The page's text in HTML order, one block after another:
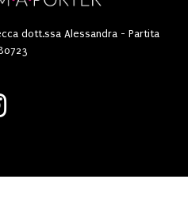
dott.ssa Alessandra - Partita